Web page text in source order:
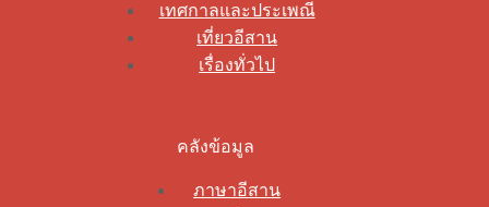
เทศกาลและประเพณี
เที่ยวอีสาน
เรื่องทั่วไป
คลังข้อมูล
ภาษาอีสาน